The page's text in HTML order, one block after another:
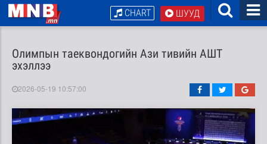
ШУУД
CHART
Олимпын таеквондогийн Ази тивийн АШТ
эхэллээ
2026-05-19 10:57:00